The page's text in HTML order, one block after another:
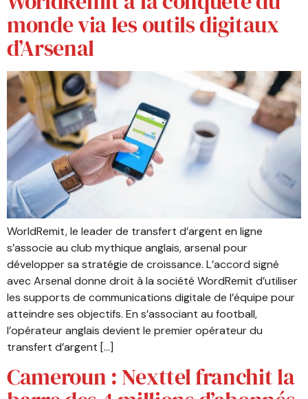
monde via les outils digitaux
d’Arsenal
WorldRemit, le leader de transfert d’argent en ligne
s’associe au club mythique anglais, arsenal pour
développer sa stratégie de croissance. L’accord signé
avec Arsenal donne droit à la société WordRemit d’utiliser
les supports de communications digitale de l’équipe pour
atteindre ses objectifs. En s’associant au football,
l’opérateur anglais devient le premier opérateur du
transfert d’argent […]
Cameroun : Nexttel franchit la